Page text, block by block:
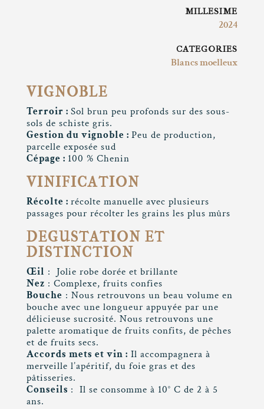
MILLESIME
2024
CATEGORIES
Blancs moelleux
VIGNOBLE
Terroir : Sol brun peu profonds sur des sous-
sols de schiste gris.
Gestion du vignoble : Peu de production,
parcelle exposée sud
Cépage : 100 % Chenin
VINIFICATION
Récolte : récolte manuelle avec plusieurs
passages pour récolter les grains les plus mûrs
DEGUSTATION ET
DISTINCTION
Œil : Jolie robe dorée et brillante
Nez : Complexe, fruits confies
Bouche : Nous retrouvons un beau volume en
bouche avec une longueur appuyée par une
délicieuse sucrosité. Nous retrouvons une
palette aromatique de fruits confits, de pêches
et de fruits secs.
Accords mets et vin : Il accompagnera à
merveille l’apéritif, du foie gras et des
pâtisseries.
Conseils : Il se consomme à 10° C de 2 à 5
ans.